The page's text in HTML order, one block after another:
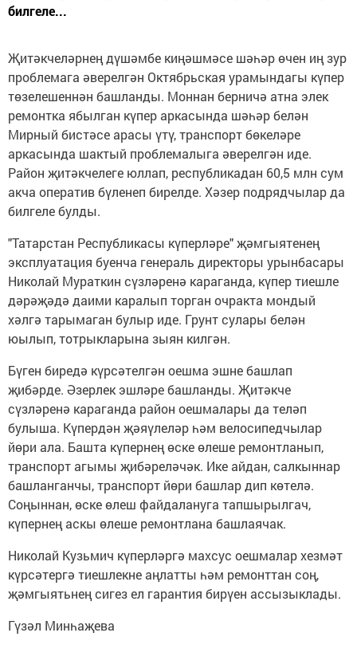
билгеле...
Җитәкчеләрнең дүшәмбе киңәшмәсе шәһәр өчен иң зур
проблемага әверелгән Октябрьская урамындагы күпер
төзелешеннән башланды. Моннан берничә атна элек
ремонтка ябылган күпер аркасында шәһәр белән
Мирный бистәсе арасы үтү, транспорт бөкеләре
аркасында шактый проблемалыга әверелгән иде.
Район җитәкчелеге юллап, республикадан 60,5 млн сум
акча оператив бүленеп бирелде. Хәзер подрядчылар да
билгеле булды.
"Татарстан Республикасы күперләре" җәмгыятенең
эксплуатация буенча генераль директоры урынбасары
Николай Мураткин сүзләренә караганда, күпер тиешле
дәрәҗәдә даими каралып торган очракта мондый
хәлгә тарымаган булыр иде. Грунт сулары белән
юылып, тотрыкларына зыян килгән.
Бүген биредә күрсәтелгән оешма эшне башлап
җибәрде. Әзерлек эшләре башланды. Җитәкче
сүзләренә караганда район оешмалары да теләп
булыша. Күпердән җәяүлеләр һәм велосипедчылар
йөри ала. Башта күпернең өске өлеше ремонтланып,
транспорт агымы җибәреләчәк. Ике айдан, салкыннар
башланганчы, транспорт йөри башлар дип көтелә.
Соңыннан, өске өлеш файдалануга тапшырылгач,
күпернең аскы өлеше ремонтлана башлаячак.
Николай Кузьмич күперләргә махсус оешмалар хезмәт
күрсәтергә тиешлекне аңлатты һәм ремонттан соң,
җәмгыятьнең сигез ел гарантия бирүен ассызыклады.
Гүзәл Минһаҗева